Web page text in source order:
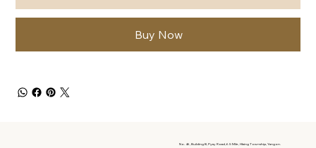
Buy Now
No. 46, Building B, Pyay Road, 6.5 Mile, Hlaing Township, Yangon.